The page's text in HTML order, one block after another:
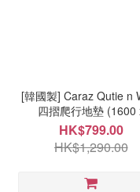
[韓國製] Caraz Qutie n
四摺爬行地墊 (1600 x
1200mm X 40mm) (棉花
系) - 1319
HK$799.00
HK$1,290.00